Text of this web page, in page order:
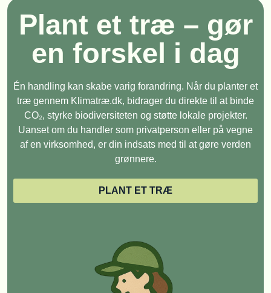
Plant et træ – gør
en forskel i dag
Én handling kan skabe varig forandring. Når du planter et
træ gennem Klimatræ.dk, bidrager du direkte til at binde
CO₂, styrke biodiversiteten og støtte lokale projekter.
Uanset om du handler som privatperson eller på vegne
af en virksomhed, er din indsats med til at gøre verden
grønnere.
PLANT ET TRÆ